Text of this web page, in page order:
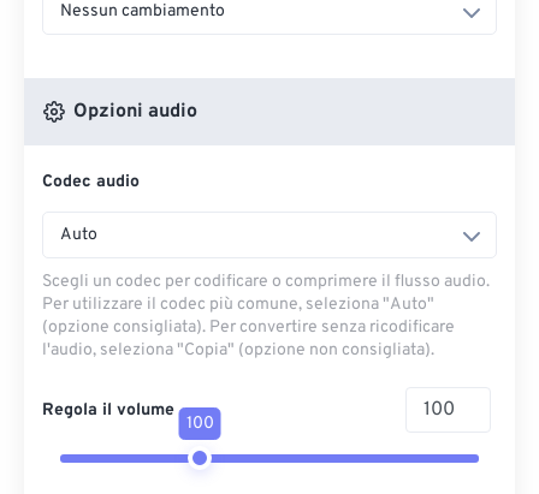
Nessun cambiamento
Opzioni audio
Codec audio
Auto
Scegli un codec per codificare o comprimere il flusso audio.
Per utilizzare il codec più comune, seleziona "Auto"
(opzione consigliata). Per convertire senza ricodificare
l'audio, seleziona "Copia" (opzione non consigliata).
Regola il volume
100